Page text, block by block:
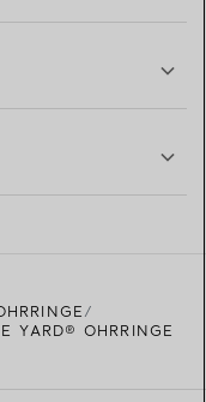
YARD® OHRRINGE